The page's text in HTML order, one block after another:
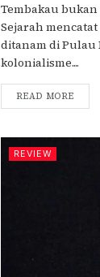
Tembakau
Sejarah
ditanam di Pulau
kolonialisme....
READ MORE
REVIEW